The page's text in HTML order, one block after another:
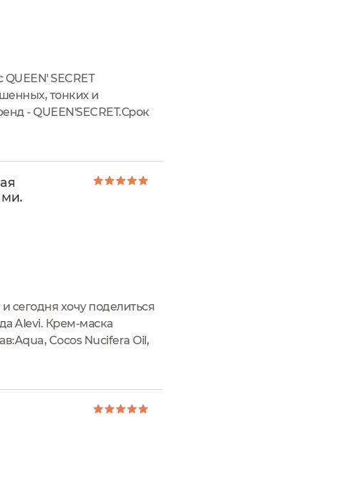
SECRET
тонких и
- QUEEN'SECRET.Срок
сегодня хочу поделиться
Alevi. Крем-маска
Cocos Nucifera Oil,